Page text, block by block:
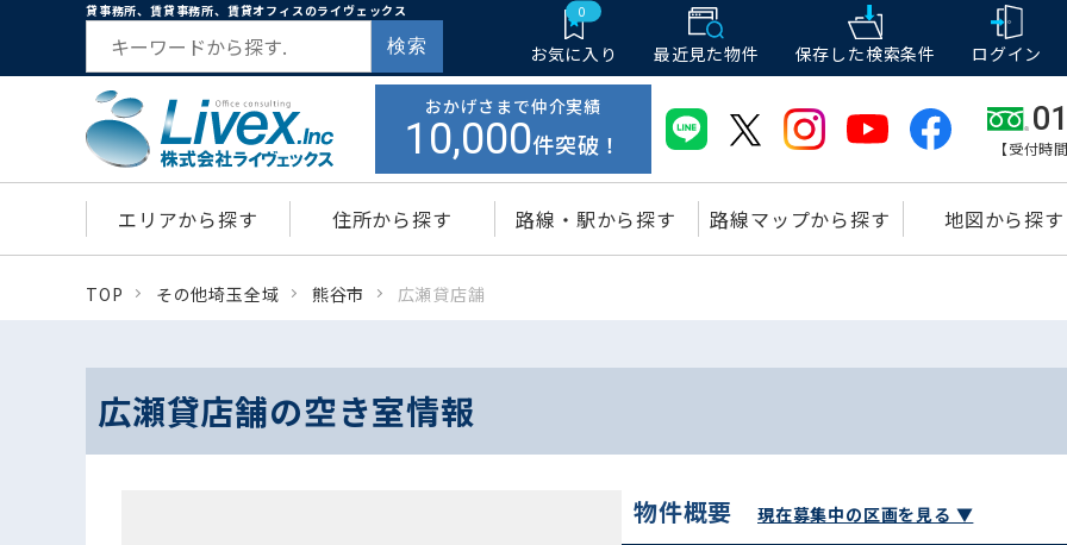
貸事務所、賃貸事務所、賃貸オフィスのライヴェックス
検索
0
お気に入り 最近見た物件 保存した検索条件 ログイン
おかげさまで仲介実績
10,000件突破！ 【受付時
エリアから探す 住所から探す 路線・駅から探す 路線マップから探す 地図から探す
TOP その他埼玉全域 熊谷市 広瀬貸店舗
広瀬貸店舗の空き室情報
物件概要 現在募集中の区画を見る ▼